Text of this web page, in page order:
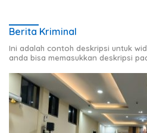
Berita Kriminal
Ini adalah contoh deskripsi untuk
anda bisa memasukkan deskripsi